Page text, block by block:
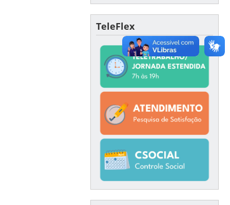
TeleFlex